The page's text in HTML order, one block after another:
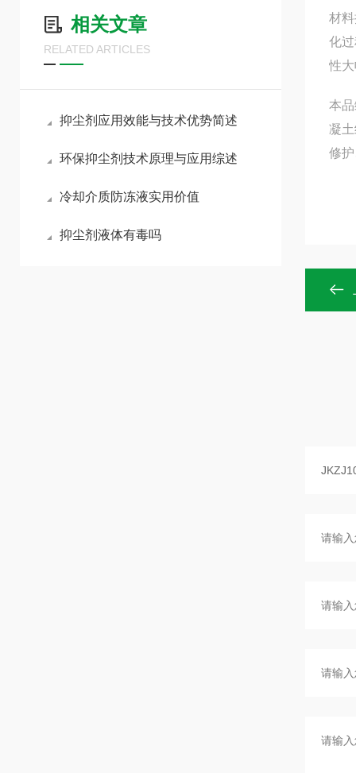
相关文章
RELATED ARTICLES
抑尘剂应用效能与技术优势简述
环保抑尘剂技术原理与应用综述
冷却介质防冻液实用价值
抑尘剂液体有毒吗
材
化
性
本
凝
修